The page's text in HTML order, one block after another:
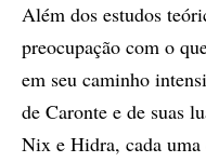
Além dos estudos
preocupação com o
em seu caminho
de Caronte e de suas
Nix e Hidra, cada